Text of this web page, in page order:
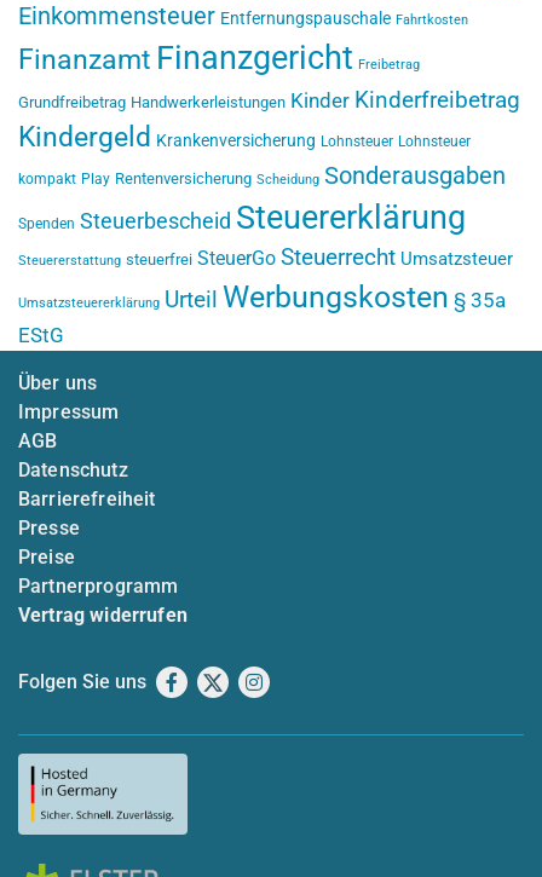
Einkommensteuer Entfernungspauschale Fahrtkosten
Finanzamt Finanzgericht Freibetrag
Grundfreibetrag Handwerkerleistungen Kinder Kinderfreibetrag
Kindergeld Krankenversicherung Lohnsteuer Lohnsteuer
kompakt Play Rentenversicherung Scheidung Sonderausgaben
Spenden Steuerbescheid Steuererklärung
Steuererstattung steuerfrei SteuerGo Steuerrecht Umsatzsteuer
Umsatzsteuererklärung Urteil Werbungskosten § 35a
EStG
Über uns
Impressum
AGB
Datenschutz
Barrierefreiheit
Presse
Preise
Partnerprogramm
Vertrag widerrufen
Folgen Sie uns Facebook
X Instagram